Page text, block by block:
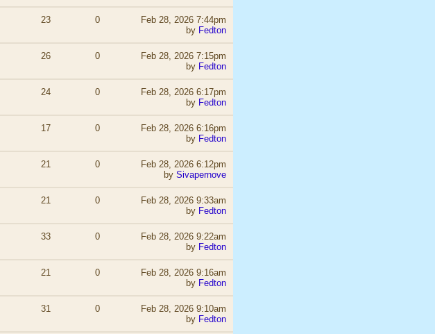
23 0
Feb 28, 2026 7:44pm
by Fedton
26 0
Feb 28, 2026 7:15pm
by Fedton
24 0
Feb 28, 2026 6:17pm
by Fedton
17 0
Feb 28, 2026 6:16pm
by Fedton
21 0
Feb 28, 2026 6:12pm
by Sivapernove
21 0
Feb 28, 2026 9:33am
by Fedton
33 0
Feb 28, 2026 9:22am
by Fedton
21 0
Feb 28, 2026 9:16am
by Fedton
31 0
Feb 28, 2026 9:10am
by Fedton